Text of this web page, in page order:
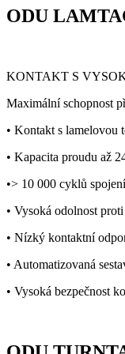
ODU
KONTAKT S
Maximální schopnost
• Kontakt s lamelovou
• Kapacita proudu až
•> 10 000 cyklů
• Vysoká odolnost
• Nízký kontaktní
• Automatizovaná
• Vysoká bezpečnost